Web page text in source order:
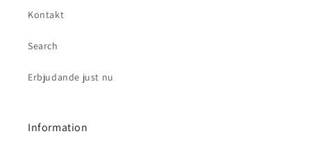
Kontakt
Search
Erbjudande just nu
Information